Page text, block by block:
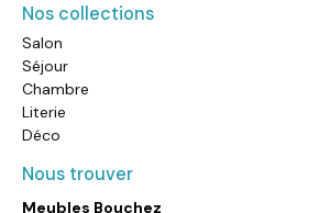
Nos collections
Salon
Séjour
Chambre
Literie
Déco
Nous trouver
Meubles Bouchez